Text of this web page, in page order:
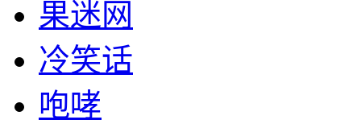
果迷网
冷笑话
咆哮